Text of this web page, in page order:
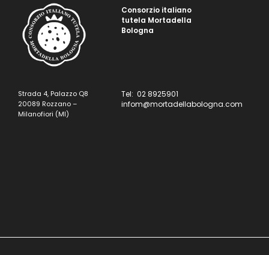
Consorzio italiano
tutela Mortadella
Bologna
Strada 4, Palazzo Q8
20089 Rozzano –
Milanofiori (MI)
Tel: 02 8925901
infom@mortadellabologna.com